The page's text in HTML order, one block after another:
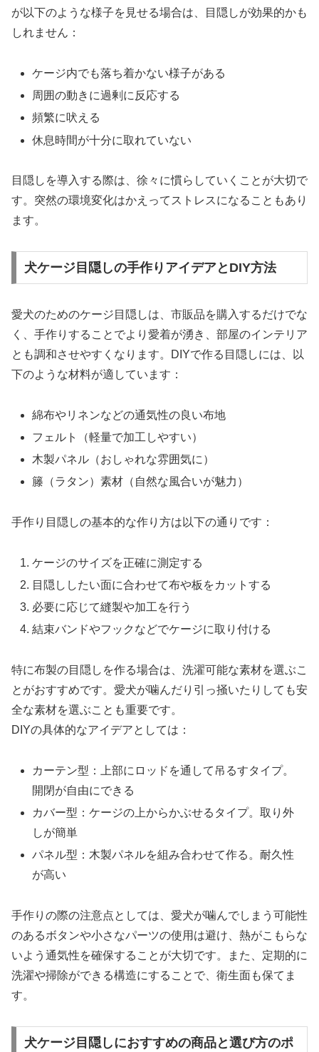
が以下のような様子を見せる場合は、目隠しが効果的かも
しれません：
ケージ内でも落ち着かない様子がある
周囲の動きに過剰に反応する
頻繁に吠える
休息時間が十分に取れていない
目隠しを導入する際は、徐々に慣らしていくことが大切で
す。突然の環境変化はかえってストレスになることもあり
ます。
犬ケージ目隠しの手作りアイデアとDIY方法
愛犬のためのケージ目隠しは、市販品を購入するだけでな
く、手作りすることでより愛着が湧き、部屋のインテリア
とも調和させやすくなります。DIYで作る目隠しには、以
下のような材料が適しています：
綿布やリネンなどの通気性の良い布地
フェルト（軽量で加工しやすい）
木製パネル（おしゃれな雰囲気に）
籐（ラタン）素材（自然な風合いが魅力）
手作り目隠しの基本的な作り方は以下の通りです：
ケージのサイズを正確に測定する
目隠ししたい面に合わせて布や板をカットする
必要に応じて縫製や加工を行う
結束バンドやフックなどでケージに取り付ける
特に布製の目隠しを作る場合は、洗濯可能な素材を選ぶこ
とがおすすめです。愛犬が噛んだり引っ掻いたりしても安
全な素材を選ぶことも重要です。
DIYの具体的なアイデアとしては：
カーテン型：上部にロッドを通して吊るすタイプ。
開閉が自由にできる
カバー型：ケージの上からかぶせるタイプ。取り外
しが簡単
パネル型：木製パネルを組み合わせて作る。耐久性
が高い
手作りの際の注意点としては、愛犬が噛んでしまう可能性
のあるボタンや小さなパーツの使用は避け、熱がこもらな
いよう通気性を確保することが大切です。また、定期的に
洗濯や掃除ができる構造にすることで、衛生面も保てま
す。
犬ケージ目隠しにおすすめの商品と選び方のポ